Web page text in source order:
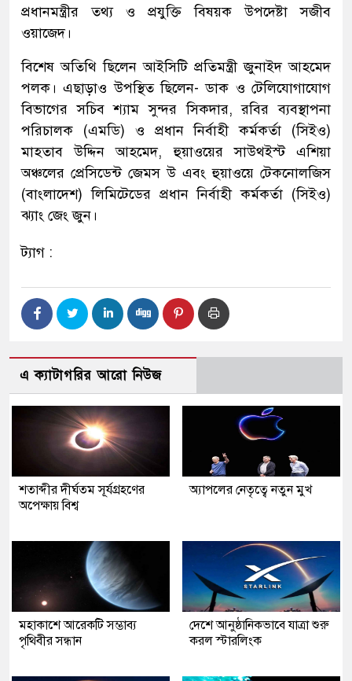
প্রধানমন্ত্রীর তথ্য ও প্রযুক্তি বিষয়ক উপদেষ্টা সজীব
ওয়াজেদ।
বিশেষ অতিথি ছিলেন আইসিটি প্রতিমন্ত্রী জুনাইদ আহমেদ
পলক। এছাড়াও উপস্থিত ছিলেন- ডাক ও টেলিযোগাযোগ
বিভাগের সচিব শ্যাম সুন্দর সিকদার, রবির ব্যবস্থাপনা
পরিচালক (এমডি) ও প্রধান নির্বাহী কর্মকর্তা (সিইও)
মাহতাব উদ্দিন আহমেদ, হুয়াওয়ের সাউথইস্ট এশিয়া
অঞ্চলের প্রেসিডেন্ট জেমস উ এবং হুয়াওয়ে টেকনোলজিস
(বাংলাদেশ) লিমিটেডের প্রধান নির্বাহী কর্মকর্তা (সিইও)
ঝ্যাং জেং জুন।
ট্যাগ :
এ ক্যাটাগরির আরো নিউজ
শতাব্দীর দীর্ঘতম সূর্যগ্রহণের
অপেক্ষায় বিশ্ব
অ্যাপলের নেতৃত্বে নতুন মুখ
মহাকাশে আরেকটি সম্ভাব্য
পৃথিবীর সন্ধান
দেশে আনুষ্ঠানিকভাবে যাত্রা শুরু
করল স্টারলিংক